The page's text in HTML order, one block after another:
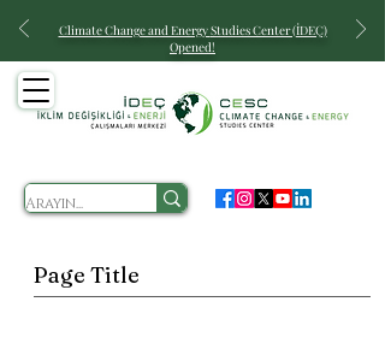
Climate Change and EnergyStudies Center (İDEÇ)
Opened!
Page Title